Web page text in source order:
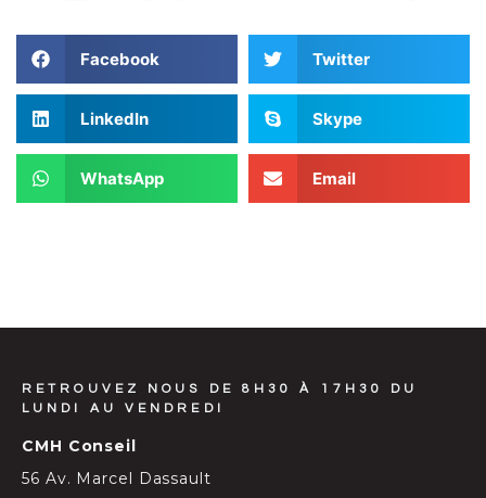
Facebook Twitter
LinkedIn Skype
WhatsApp Email
RETROUVEZ NOUS DE 8H30 À 17H30 DU
LUNDI AU VENDREDI
CMH Conseil
56 Av. Marcel Dassault